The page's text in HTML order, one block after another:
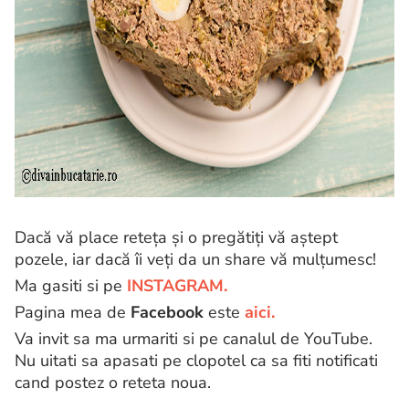
Dacă vă place reteța și o pregătiți vă aștept
pozele, iar dacă îi veți da un share vă mulțumesc!
Ma gasiti si pe INSTAGRAM.
Pagina mea de Facebook este aici.
Va invit sa ma urmariti si pe canalul de YouTube.
Nu uitati sa apasati pe clopotel ca sa fiti notificati
cand postez o reteta noua.